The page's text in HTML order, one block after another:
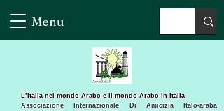
Menu
L’Italia nel mondo Arabo e il mondo Arabo in Italia
Associazione Internazionale Di Amicizia Italo-araba